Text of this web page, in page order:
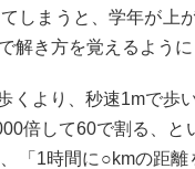
しまうと、学年が
解き方を覚えるように
くより、秒速1mで歩
倍して60で割る、
「1時間に○kmの距